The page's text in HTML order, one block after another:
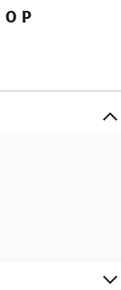
O P